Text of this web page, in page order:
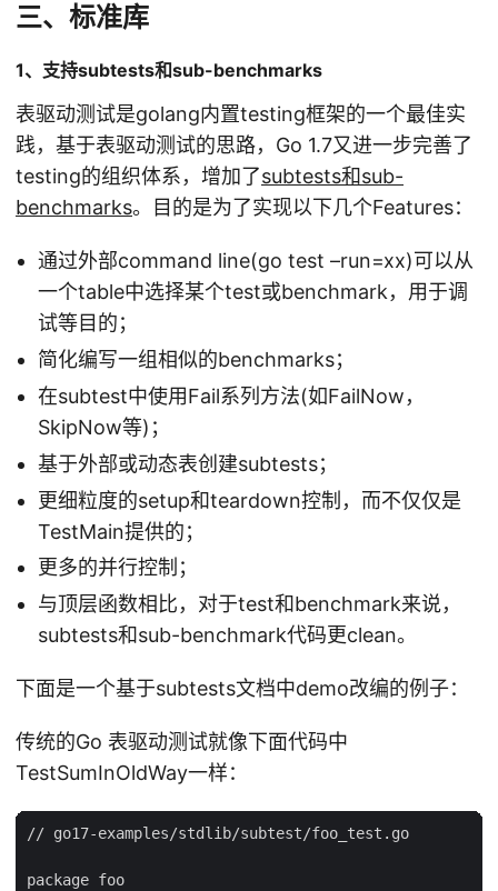
三、标准库
1、支持subtests和sub-benchmarks
表驱动测试是golang内置testing框架的一个最佳实
践，基于表驱动测试的思路，Go 1.7又进一步完善了
testing的组织体系，增加了subtests和sub-
benchmarks。目的是为了实现以下几个Features：
通过外部command line(go test –run=xx)可以从
一个table中选择某个test或benchmark，用于调
试等目的；
简化编写一组相似的benchmarks；
在subtest中使用Fail系列方法(如FailNow，
SkipNow等)；
基于外部或动态表创建subtests；
更细粒度的setup和teardown控制，而不仅仅是
TestMain提供的；
更多的并行控制；
与顶层函数相比，对于test和benchmark来说，
subtests和sub-benchmark代码更clean。
下面是一个基于subtests文档中demo改编的例子：
传统的Go 表驱动测试就像下面代码中
TestSumInOldWay一样：
// go17-examples/stdlib/subtest/foo_test.go
package foo